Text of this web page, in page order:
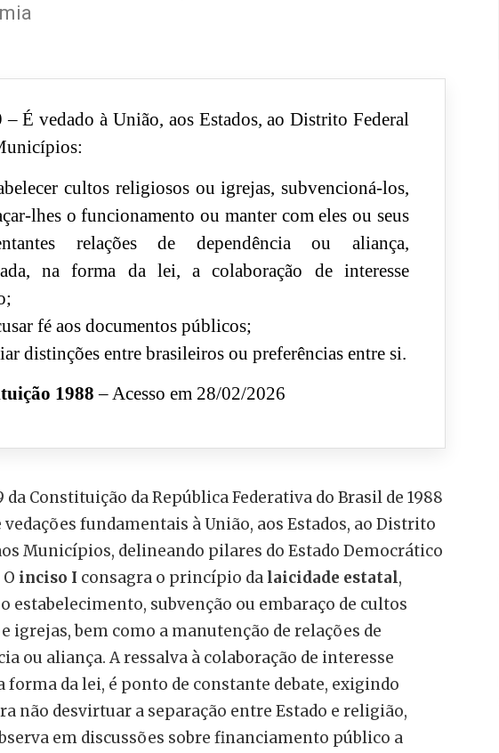
É vedado à União, aos Estados, ao Distrito Federal
cultos religiosos ou igrejas, subvencioná-los,
lhes o funcionamento ou manter com eles ou seus
relações de dependência ou aliança,
na forma da lei, a colaboração de interesse
fé aos documentos públicos;
distinções entre brasileiros ou preferências entre si.
1988 – Acesso em 28/02/2026
da Constituição da República Federativa do Brasil de 1988
vedações fundamentais à União, aos Estados, ao Distrito
Municípios, delineando pilares do Estado Democrático
inciso I consagra o princípio da laicidade estatal,
estabelecimento, subvenção ou embaraço de cultos
igrejas, bem como a manutenção de relações de
ou aliança. A ressalva à colaboração de interesse
forma da lei, é ponto de constante debate, exigindo
não desvirtuar a separação entre Estado e religião,
em discussões sobre financiamento público a